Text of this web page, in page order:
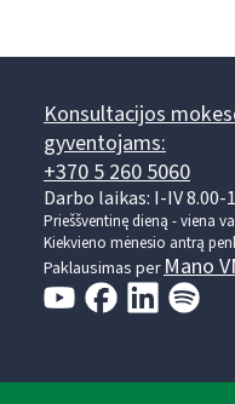
Konsultacijos
gyventojams:
+370 5 260 5060
Darbo laikas: I-IV 8.00-
Prieššventinę dieną - viena
Kiekvieno mėnesio antrą
Paklausimas per Mano